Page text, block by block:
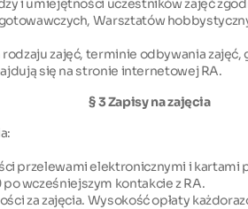
i umiejętności uczestników zajęć
Warsztatów
zajęć, terminie odbywania
się na stronie internetowej RA.
§ 3 Zapisy na zajęcia
przelewami elektronicznymi i kartami
wcześniejszym kontakcie z RA.
za zajęcia. Wysokość opłaty